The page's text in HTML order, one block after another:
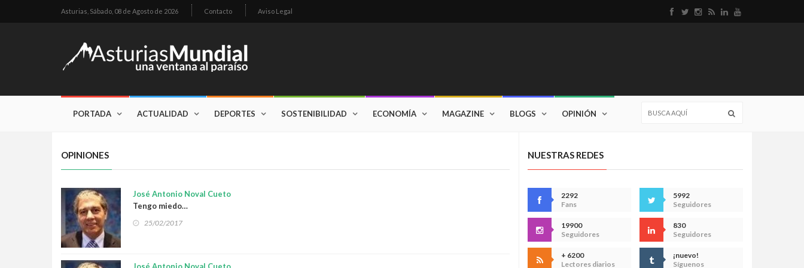
Asturias, Sábado, 08 de Agosto de 2026 Contacto Aviso Legal
PORTADA ACTUALIDAD DEPORTES SOSTENIBILIDAD ECONOMÍA MAGAZINE BLOGS OPINIÓN
OPINIONES
José Antonio Noval Cueto
Tengo miedo…
25/02/2017
NUESTRAS REDES
2292
Fans
5992
Seguidores
19900
Seguidores
830
Seguidores
+ 6200
Lectores diarios
¡nuevo!
Síguenos